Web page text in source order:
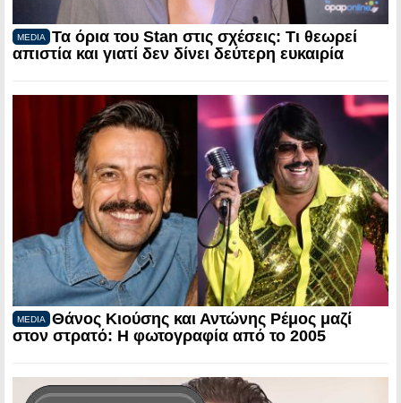
MEDIA
Τα όρια του Stan στις σχέσεις: Τι θεωρεί
απιστία και γιατί δεν δίνει δεύτερη ευκαιρία
MEDIA
Θάνος Κιούσης και Αντώνης Ρέμος μαζί
στον στρατό: Η φωτογραφία από το 2005